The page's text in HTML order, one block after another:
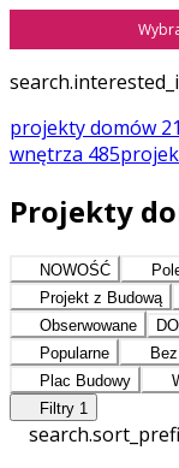
projekty domów
wnętrza 485
Projekty
NOWOŚĆ
Projekt z Budową
Obserwowane
Popularne
Plac Budowy
Filtry 1